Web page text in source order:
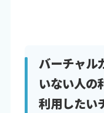
バーチャル
いない人の
利用したい